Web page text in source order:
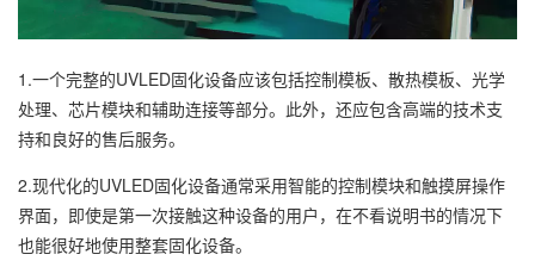
1.一个完整的UVLED固化设备应该包括控制模板、散热模板、光学
处理、芯片模块和辅助连接等部分。此外，还应包含高端的技术支
持和良好的售后服务。
2.现代化的UVLED固化设备通常采用智能的控制模块和触摸屏操作
界面，即使是第一次接触这种设备的用户，在不看说明书的情况下
也能很好地使用整套固化设备。